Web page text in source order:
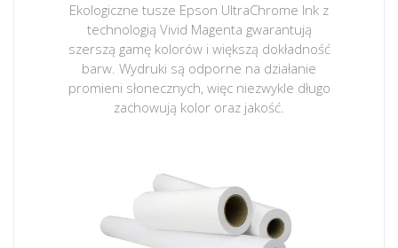
Ekologiczne tusze Epson UltraChrome Ink z
technologią Vivid Magenta gwarantują
szerszą gamę kolorów i większą dokładność
barw. Wydruki są odporne na działanie
promieni słonecznych, więc niezwykle długo
zachowują kolor oraz jakość.